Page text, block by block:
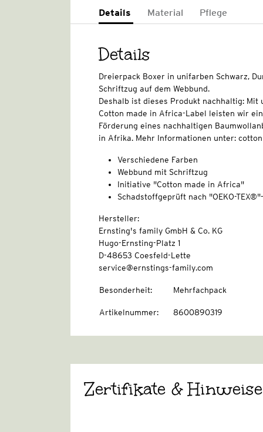
Details Material Pflege
Details
Dreierpack Boxer in unifarben Schwarz,
Schriftzug auf dem Webbund.
Deshalb ist dieses Produkt nachhaltig: Mit
Cotton made in Africa-Label leisten wir
Förderung eines nachhaltigen
in Afrika. Mehr Informationen unter:
Verschiedene Farben
Webbund mit Schriftzug
Initiative "Cotton made in Africa"
Schadstoffgeprüft nach "OEKO-
Hersteller:
Ernsting's family GmbH & Co. KG
Hugo-Ernsting-Platz 1
D-48653 Coesfeld-Lette
service@ernstings-family.com
Besonderheit: Mehrfachpack
Artikelnummer: 8600890319
Zertifikate & Hinweise